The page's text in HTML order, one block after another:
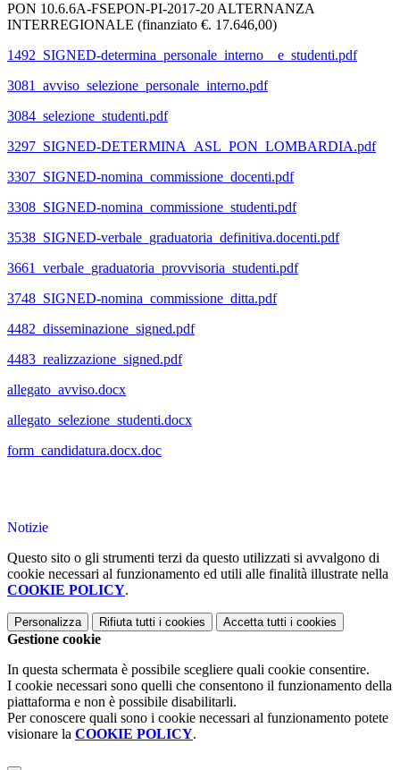
PON 10.6.6A-FSEPON-PI-2017-20 ALTERNANZA
INTERREGIONALE (finanziato €. 17.646,00)
1492_SIGNED-determina_personale_interno__e_studenti.pdf
3081_avviso_selezione_personale_interno.pdf
3084_selezione_studenti.pdf
3297_SIGNED-DETERMINA_ASL_PON_LOMBARDIA.pdf
3307_SIGNED-nomina_commissione_docenti.pdf
3308_SIGNED-nomina_commissione_studenti.pdf
3538_SIGNED-verbale_graduatoria_definitiva.docenti.pdf
3661_verbale_graduatoria_provvisoria_studenti.pdf
3748_SIGNED-nomina_commissione_ditta.pdf
4482_disseminazione_signed.pdf
4483_realizzazione_signed.pdf
allegato_avviso.docx
allegato_selezione_studenti.docx
form_candidatura.docx.doc
Notizie
Questo sito o gli strumenti terzi da questo utilizzati si avvalgono di
cookie necessari al funzionamento ed utili alle finalità illustrate nella
COOKIE POLICY.
Personalizza Rifiuta tutti i cookies Accetta tutti i cookies
Gestione cookie
In questa schermata è possibile scegliere quali cookie consentire.
I cookie necessari sono quelli che consentono il funzionamento della
piattaforma e non è possibile disabilitarli.
Per conoscere quali sono i cookie necessari al funzionamento potete
visionare la COOKIE POLICY.